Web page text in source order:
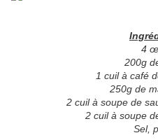
4
200g
1 cuil à café
250g de
2 cuil à soupe de
2 cuil à soupe
Sel,